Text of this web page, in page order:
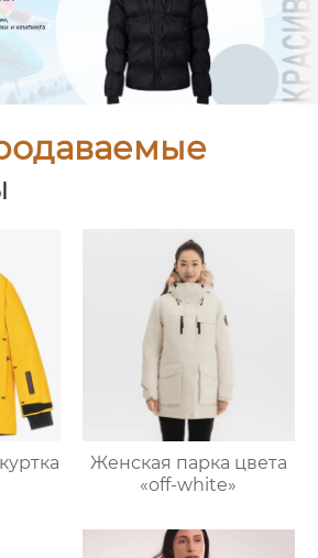
Женская парка цвета
«off-white»